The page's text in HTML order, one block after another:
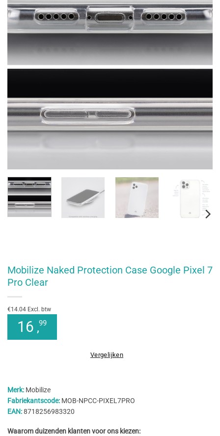
Mobilize Naked Protection Case Google Pixel 7
Pro Clear
€14.04 Excl. btw
16 ,99
Vergelijken
Merk: Mobilize
Fabriekantscode: MOB-NPCC-PIXEL7PRO
EAN:8718256983320
Waarom duizenden klanten voor ons kiezen: